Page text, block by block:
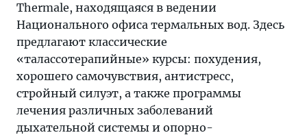
Thermale, находящаяся в ведении
Национального офиса термальных вод. Здесь
предлагают классические
«талассотерапийные» курсы: похудения,
хорошего самочувствия, антистресс,
стройный силуэт, а также программы
лечения различных заболеваний
дыхательной системы и опорно-